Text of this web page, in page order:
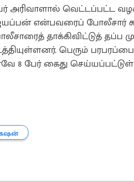
அரிவாளால் வெட்டப்பட்ட
என்பவரைப் போலீசார்
தாக்கிவிட்டுத் தப்ப
பெரும் பரபரப்பை
8 பேர் கைது